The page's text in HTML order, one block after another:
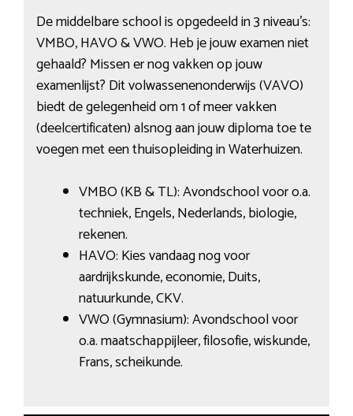
De middelbare school is opgedeeld in 3 niveau’s:
VMBO, HAVO & VWO. Heb je jouw examen niet
gehaald? Missen er nog vakken op jouw
examenlijst? Dit volwassenenonderwijs (VAVO)
biedt de gelegenheid om 1 of meer vakken
(deelcertificaten) alsnog aan jouw diploma toe te
voegen met een thuisopleiding in Waterhuizen.
VMBO (KB & TL): Avondschool voor o.a.
techniek, Engels, Nederlands, biologie,
rekenen.
HAVO: Kies vandaag nog voor
aardrijkskunde, economie, Duits,
natuurkunde, CKV.
VWO (Gymnasium): Avondschool voor
o.a. maatschappijleer, filosofie, wiskunde,
Frans, scheikunde.